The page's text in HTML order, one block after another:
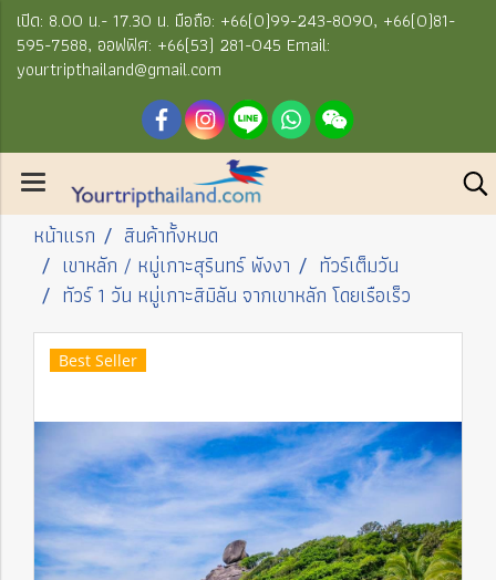
เปิด: 8.00 น.- 17.30 น. มือถือ: +66(0)99-243-8090, +66(0)81-
595-7588, ออฟฟิศ: +66(53) 281-045 Email:
yourtripthailand@gmail.com
หน้าแรก
สินค้าทั้งหมด
เขาหลัก / หมู่เกาะสุรินทร์ พังงา
ทัวร์เต็มวัน
ทัวร์ 1 วัน หมู่เกาะสิมิลัน จากเขาหลัก โดยเรือเร็ว
Best Seller